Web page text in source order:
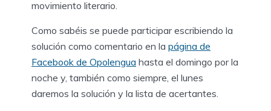
movimiento literario.
Como sabéis se puede participar escribiendo la
solución como comentario en la página de
Facebook de Opolengua hasta el domingo por la
noche y, también como siempre, el lunes
daremos la solución y la lista de acertantes.